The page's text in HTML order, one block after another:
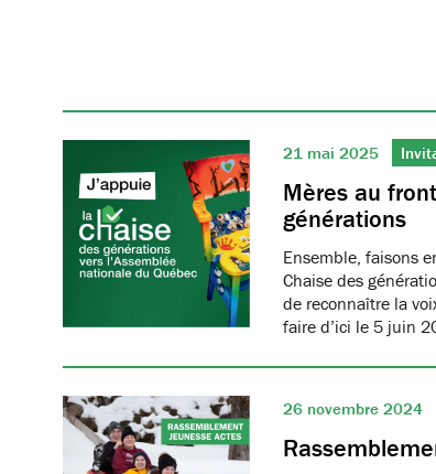
21 mai 2025
Mères au
générations
Ensemble, faisons
Chaise des
de reconnaître la
faire d’ici le 5 juin
26 novembre 2024